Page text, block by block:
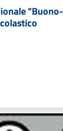
"Buono-